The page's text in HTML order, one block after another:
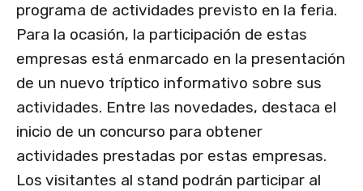
programa de actividades previsto en la feria.
Para la ocasión, la participación de estas
empresas está enmarcado en la presentación
de un nuevo tríptico informativo sobre sus
actividades. Entre las novedades, destaca el
inicio de un concurso para obtener
actividades prestadas por estas empresas.
Los visitantes al stand podrán participar al